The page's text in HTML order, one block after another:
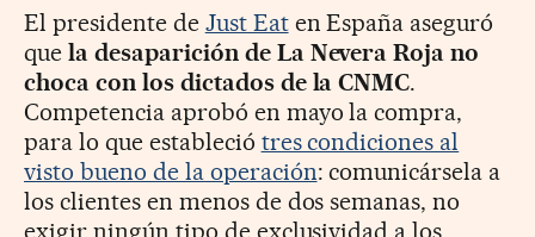
El presidente de Just Eaten España aseguró
que la desaparición de La Nevera Roja no
choca con los dictados de la CNMC.
Competencia aprobó en mayo la compra,
para lo que estableció tres condiciones al
visto bueno de la operación: comunicársela a
los clientes en menos de dos semanas, no
exigir ningún tipo de exclusividad a los